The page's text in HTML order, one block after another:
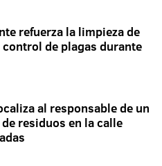
refuerza la limpieza de
control de plagas durante
al responsable de un
residuos en la calle